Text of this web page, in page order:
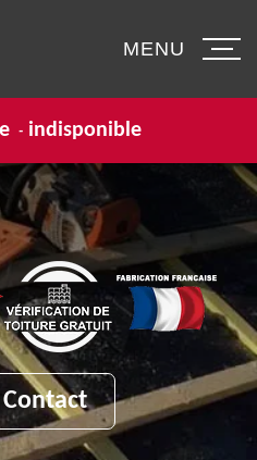
- indisponible
MENU
Contact